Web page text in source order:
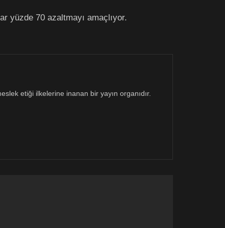
yüzde 70 azaltmayı amaçlıyor.
etiği ilkelerine inanan bir yayın organıdır.